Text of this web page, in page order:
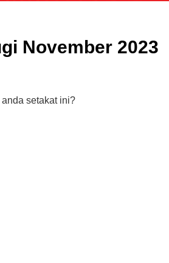
November 2023
setakat ini?